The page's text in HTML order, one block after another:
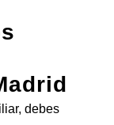
debes